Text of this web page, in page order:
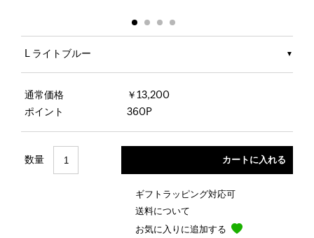
L ライトブルー
通常価格
￥13,200
ポイント
360P
数量
ギフトラッピング対応可
送料について
お気に入りに追加する